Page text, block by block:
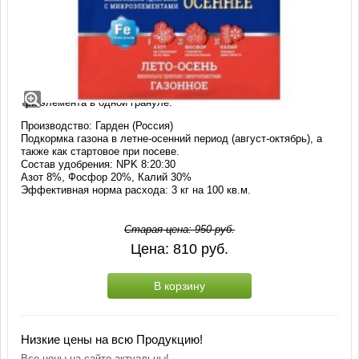
Удобрение Бона Форте газон осень (5
Комплексное минеральное сухое гранулированное удобрение,
три элемента в одной грануле.
Производство: Гарден (Россия)
Подкормка газона в летне-осенний период (август-октябрь), а
также как стартовое при посеве.
Состав удобрения: NPK 8:20:30
Азот 8%, Фосфор 20%, Калий 30%
Эффективная норма расхода: 3 кг на 100 кв.м.
Старая цена:950руб.
Цена: 810 руб.
В корзину
Низкие цены на всю Продукцию!